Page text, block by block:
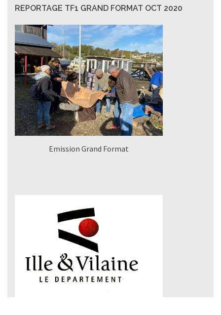
REPORTAGE TF1 GRAND FORMAT OCT 2020
Emission Grand Format